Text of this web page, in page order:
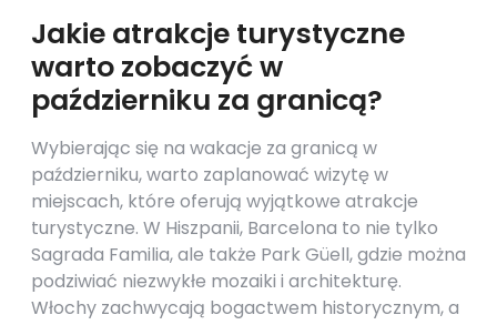
Jakie atrakcje turystyczne
warto zobaczyć w
październiku za granicą?
Wybierając się na wakacje za granicą w
październiku, warto zaplanować wizytę w
miejscach, które oferują wyjątkowe atrakcje
turystyczne. W Hiszpanii, Barcelona to nie tylko
Sagrada Familia, ale także Park Güell, gdzie można
podziwiać niezwykłe mozaiki i architekturę.
Włochy zachwycają bogactwem historycznym, a